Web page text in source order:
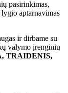
pasirinkimas,
aptarnavimas
ir dirbame su
valymo įrenginių
TRAIDENIS,